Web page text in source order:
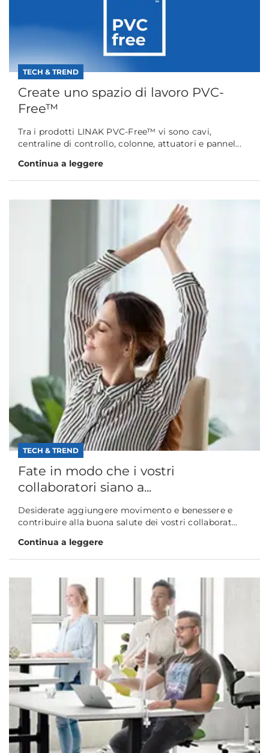
TECH & TREND
Create uno spazio di lavoro PVC-
Free™
Tra i prodotti LINAK PVC-Free™ vi sono cavi,
centraline di controllo, colonne, attuatori e pannel...
Continua a leggere
TECH & TREND
Fate in modo che i vostri
collaboratori siano a...
Desiderate aggiungere movimento e benessere e
contribuire alla buona salute dei vostri collaborat...
Continua a leggere